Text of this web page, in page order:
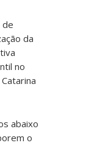
de
da
no
abaixo
o